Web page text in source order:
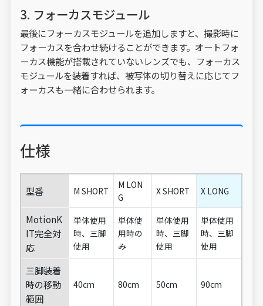
3. フォーカスモジュール
最後にフォーカスモジュールを追加しますと、撮影時に
フォーカスを合わせ続けることができます。オートフォ
ーカス機能が搭載されていないレンズでも、フォーカス
モジュールを装着すれば、被写体の切り替えに応じてフ
ォーカスも一緒に合わせられます。
仕様
型番 M SHORT
M LON
G
X SHORT X LONG
MotionK
IT完全対
応
単体使用
時、三脚
使用
単体使
用時の
み
単体使用
時、三脚
使用
単体使用
時、三脚
使用
三脚装着
時の移動
範囲
40cm 80cm 50cm 90cm